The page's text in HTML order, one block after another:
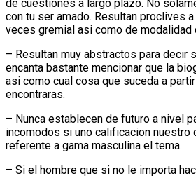
de cuestiones a largo plazo. No
con tu ser amado. Resultan proclives
veces gremial asi­ como de modalidad
– Resultan muy abstractos para decir
encanta bastante mencionar que la
asi­ como cual cosa que suceda a
encontraras.
– Nunca establecen de futuro a nivel
incomodos si uno calificacion nuestro
referente a gama masculina el tema.
– Si el hombre que si no le importa